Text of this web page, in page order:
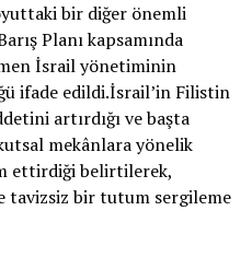
bir diğer önemli
Planı kapsamında
İsrail yönetiminin
ifade edildi.İsrail’in Filistin
artırdığı ve başta
mekânlara yönelik
ettirdiği belirtilerek,
tavizsiz bir tutum sergileme